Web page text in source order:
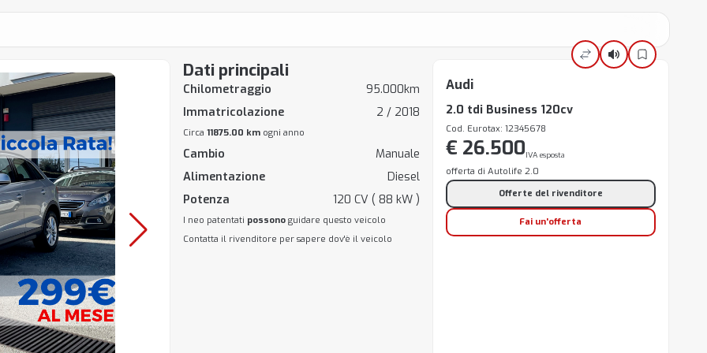
Dati principali
Chilometraggio
95.000km
Immatricolazione
2 / 2018
Circa 11875.00 kmogni anno
Cambio
Manuale
Alimentazione
Diesel
Potenza
120 CV ( 88 kW )
I neo patentati possonoguidare questo veicolo
Contatta il rivenditore per sapere dov'è il veicolo
Audi
2.0 tdi Business 120cv
Cod. Eurotax: 12345678
€ 26.500IVA esposta
offerta di Autolife 2.0
Offerte del rivenditore
Fai un'offerta